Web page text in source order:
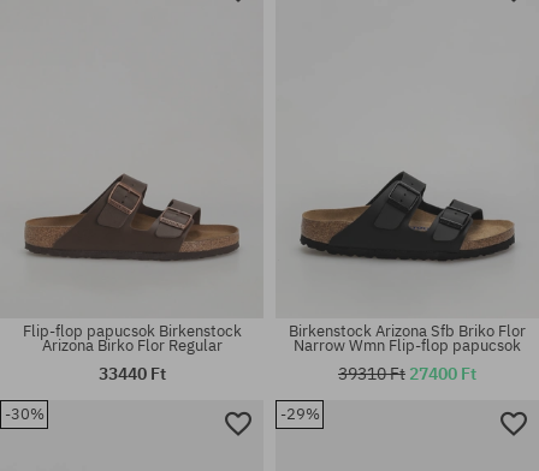
Elérhető méretek:
36; 37; 38; 39; 40; 41
Elérhető méretek:
36; 37; 38; 39; 40; 41; 42; 44;
45; 47
Flip-flop papucsok Birkenstock
Arizona Birko Flor Regular
33440 Ft
Birkenstock Arizona Sfb Briko Flor
Narrow Wmn Flip-flop papucsok
39310 Ft 27400 Ft
-30% -29%